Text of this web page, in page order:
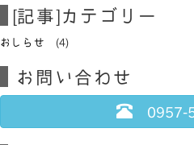
[記事]カテゴリー
おしらせ (4)
お問い合わせ
0957-